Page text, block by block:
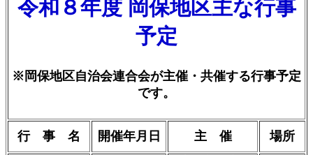
令和８年度 岡保地区主な行事
予定
※岡保地区自治会連合会が主催・共催する行事予定
です。
行 事 名 開催年月日 主 催 場所